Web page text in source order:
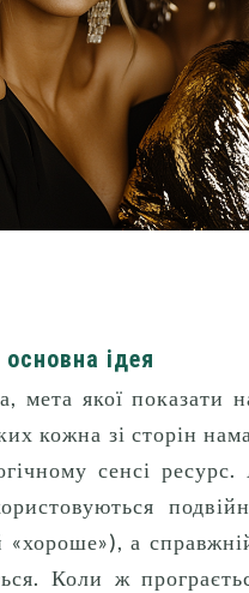
ідея
якої показати
кожна зі сторін
сенсі ресурс.
«хороше»), а
Коли ж